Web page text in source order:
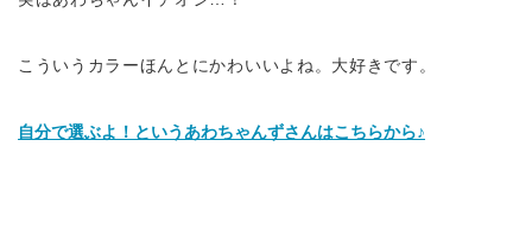
こういうカラーほんとにかわいいよね。大好きです。
自分で選ぶよ！というあわちゃんずさんはこちらから♪